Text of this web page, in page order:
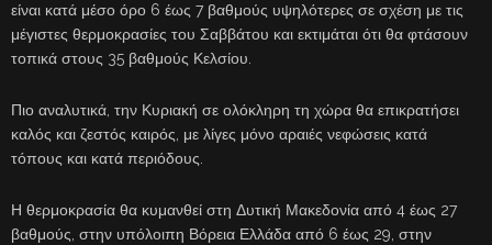
είναι κατά μέσο όρο 6 έως 7 βαθμούς υψηλότερες σε σχέση με τις
μέγιστες θερμοκρασίες του Σαββάτου και εκτιμάται ότι θα φτάσουν
τοπικά στους 35 βαθμούς Κελσίου.
Πιο αναλυτικά, την Κυριακή σε ολόκληρη τη χώρα θα επικρατήσει
καλός και ζεστός καιρός, με λίγες μόνο αραιές νεφώσεις κατά
τόπους και κατά περιόδους.
Η θερμοκρασία θα κυμανθεί στη Δυτική Μακεδονία από 4 έως 27
βαθμούς, στην υπόλοιπη Βόρεια Ελλάδα από 6 έως 29, στην